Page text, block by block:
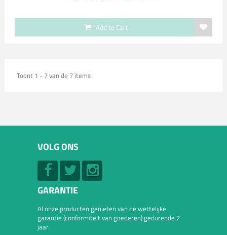
Add to Cart
Toont 1 - 7 van de 7 items
VOLG ONS
GARANTIE
Al onze producten genieten van de wettelijke
garantie (conformiteit van goederen) gedurende 2
jaar.